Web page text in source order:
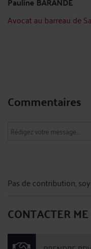
Avocat au barreau de
Commentaires
Pas de contribution,
CONTACTER